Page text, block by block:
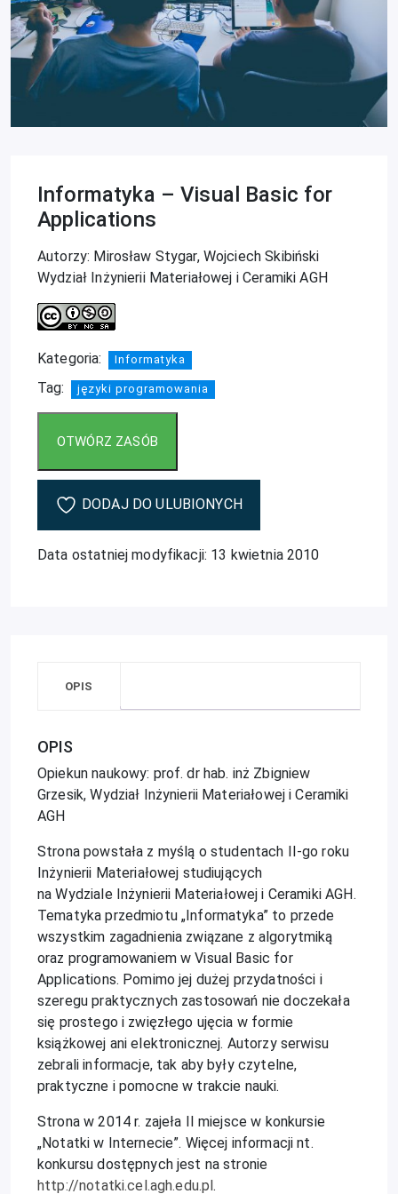
Informatyka – Visual Basic for
Applications
Autorzy: Mirosław Stygar, Wojciech Skibiński
Wydział Inżynierii Materiałowej i Ceramiki AGH
Kategoria: Informatyka
Tag: języki programowania
DODAJ DO ULUBIONYCH
Data ostatniej modyfikacji: 13 kwietnia 2010
OPIS
OPIS
Opiekun naukowy: prof. dr hab. inż Zbigniew
Grzesik, Wydział Inżynierii Materiałowej i Ceramiki
AGH
Strona powstała z myślą o studentach II-go roku
Inżynierii Materiałowej studiujących
naWydzialeInżynierii Materiałowej i CeramikiAGH.
Tematyka przedmiotu „Informatyka” to przede
wszystkim zagadnienia związane z algorytmiką
oraz programowaniem w Visual Basic for
Applications. Pomimojej dużej przydatności i
szeregu praktycznych zastosowań nie doczekała
się prostego i zwięzłego ujęcia w formie
książkowej ani elektronicznej. Autorzy serwisu
zebrali informacje, tak aby były czytelne,
praktyczne i pomocne w trakcie nauki.
Strona w 2014 r. zajeła II miejsce w konkursie
„Notatki w Internecie”. Więcej informacji nt.
konkursu dostępnych jest na stronie
http://notatki.cel.agh.edu.pl.